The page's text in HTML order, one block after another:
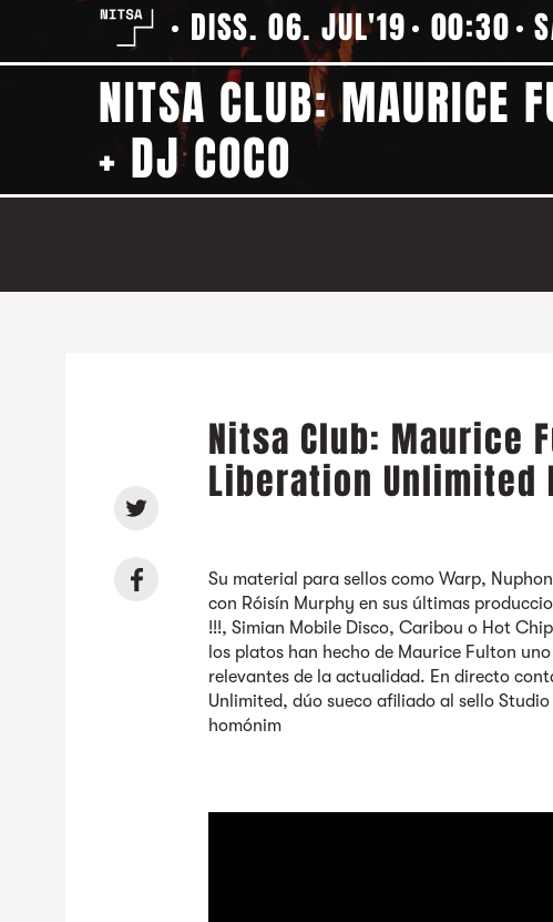
DISS. 06. JUL'19 00:30
NITSA CLUB: MAURICE
+ DJ COCO
Nitsa Club: Maurice
Liberation Unlimited
Su material para sellos como Warp,
con Róisín Murphy en sus últimas
!!!, Simian Mobile Disco, Caribou o Hot
los platos han hecho de Maurice Fulton
relevantes de la actualidad. En directo
Unlimited, dúo sueco afiliado al sello
homónim